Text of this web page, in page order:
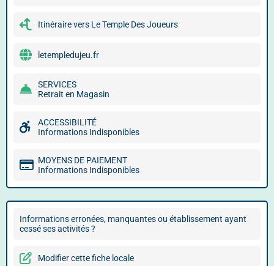
Itinéraire vers Le Temple Des Joueurs
letempledujeu.fr
SERVICES
Retrait en Magasin
ACCESSIBILITÉ
Informations Indisponibles
MOYENS DE PAIEMENT
Informations Indisponibles
Informations erronées, manquantes ou établissement ayant
cessé ses activités ?
Modifier cette fiche locale